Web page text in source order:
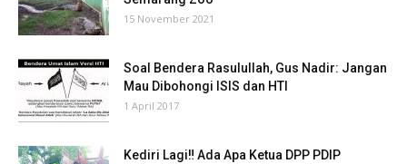
15 November 2021
Soal Bendera Rasulullah, Gus Nadir: Jangan
Mau Dibohongi ISIS dan HTI
1 April 2017
Kediri Lagi‼ Ada Apa Ketua DPP PDIP